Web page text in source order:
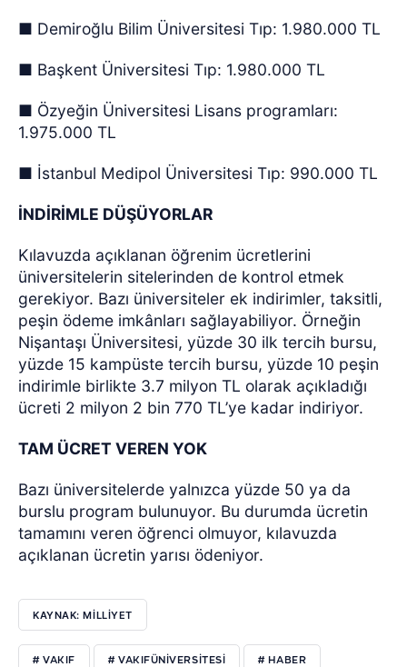
■ Demiroğlu Bilim Üniversitesi Tıp: 1.980.000 TL
■ Başkent Üniversitesi Tıp: 1.980.000 TL
■ Özyeğin Üniversitesi Lisans programları:
1.975.000 TL
■ İstanbul Medipol Üniversitesi Tıp: 990.000 TL
İNDİRİMLE DÜŞÜYORLAR
Kılavuzda açıklanan öğrenim ücretlerini
üniversitelerin sitelerinden de kontrol etmek
gerekiyor. Bazı üniversiteler ek indirimler, taksitli,
peşin ödeme imkânları sağlayabiliyor. Örneğin
Nişantaşı Üniversitesi, yüzde 30 ilk tercih bursu,
yüzde 15 kampüste tercih bursu, yüzde 10 peşin
indirimle birlikte 3.7 milyon TL olarak açıkladığı
ücreti 2 milyon 2 bin 770 TL’ye kadar indiriyor.
TAM ÜCRET VEREN YOK
Bazı üniversitelerde yalnızca yüzde 50 ya da
burslu program bulunuyor. Bu durumda ücretin
tamamını veren öğrenci olmuyor, kılavuzda
açıklanan ücretin yarısı ödeniyor.
KAYNAK: MILLIYET
# VAKIF # VAKIFÜNIVERSITESI # HABER